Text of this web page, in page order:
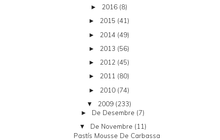
► 2016 (8)
► 2015 (41)
► 2014 (49)
► 2013 (56)
► 2012 (45)
► 2011 (80)
► 2010 (74)
▼ 2009 (233)
► De Desembre (7)
▼ De Novembre (11)
Pastís Mousse De Carbassa